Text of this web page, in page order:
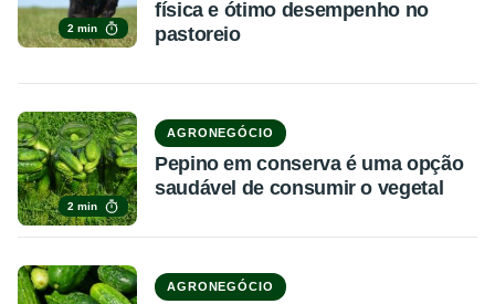
2 min
física e ótimo desempenho no
pastoreio
2 min
AGRONEGÓCIO
Pepino em conserva é uma opção
saudável de consumir o vegetal
AGRONEGÓCIO